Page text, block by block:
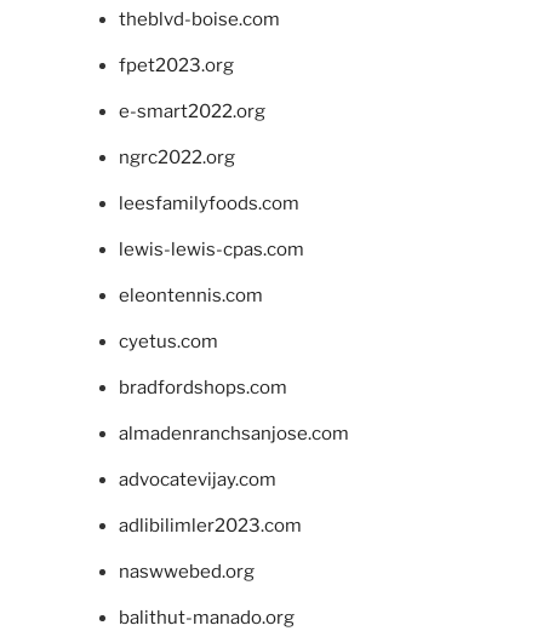
theblvd-boise.com
fpet2023.org
e-smart2022.org
ngrc2022.org
leesfamilyfoods.com
lewis-lewis-cpas.com
eleontennis.com
cyetus.com
bradfordshops.com
almadenranchsanjose.com
advocatevijay.com
adlibilimler2023.com
naswwebed.org
balithut-manado.org